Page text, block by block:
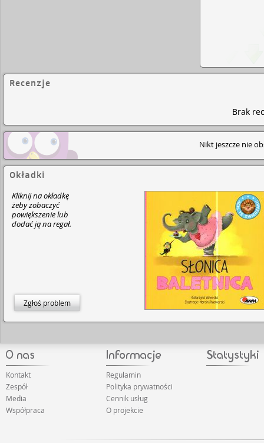
Recenzje
Brak
Nikt jeszcze nie
Okładki
Kliknij na okładkę
żeby zobaczyć
powiększenie lub
dodać ją na regał.
Zgłoś problem
Kontakt
Zespół
Media
Współpraca
Regulamin
Polityka prywatności
Cennik usług
O projekcie